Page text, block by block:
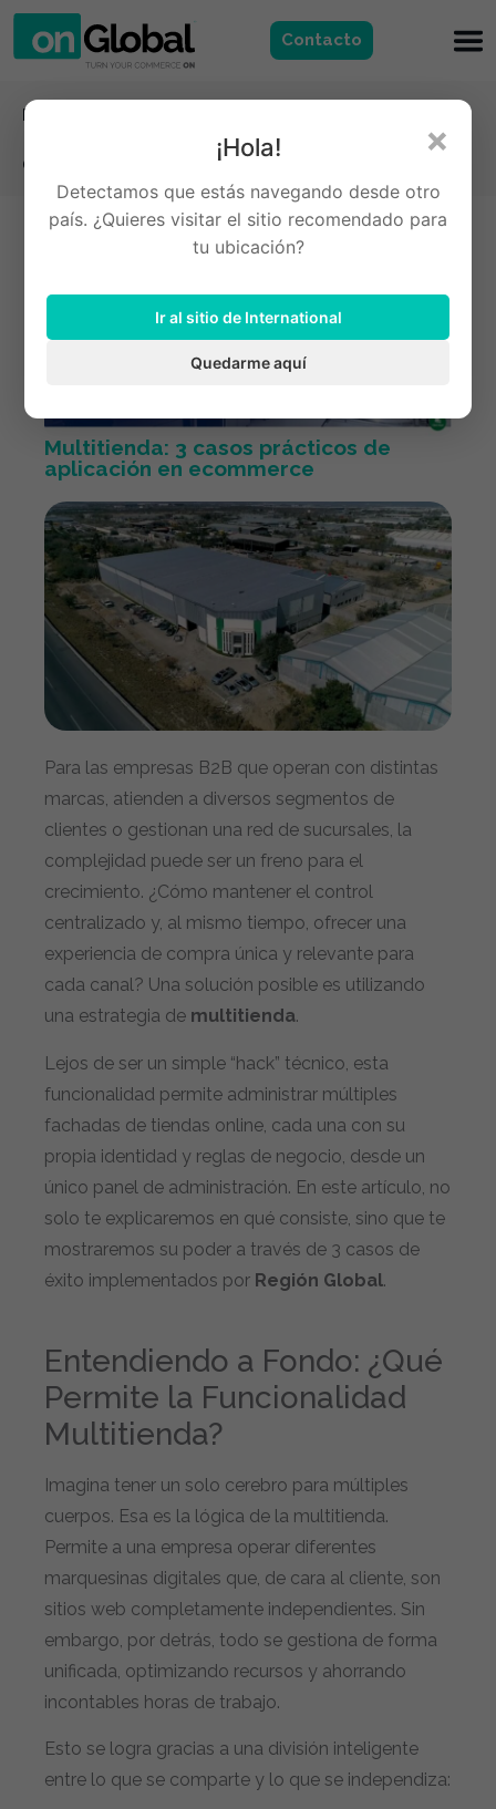
Contacto
Novedades
Multitienda: 3 casos prácticos de aplicación
en ecommerce​
Multitienda: 3 casos prácticos de
aplicación en ecommerce
Para las empresas B2B que operan con distintas
marcas, atienden a diversos segmentos de
clientes o gestionan una red de sucursales, la
complejidad puede ser un freno para el
crecimiento. ¿Cómo mantener el control
centralizado y, al mismo tiempo, ofrecer una
experiencia de compra única y relevante para
cada canal? Una solución posible es utilizando
una estrategia de multitienda.
Lejos de ser un simple “hack” técnico, esta
funcionalidad permite administrar múltiples
fachadas de tiendas online, cada una con su
propia identidad y reglas de negocio, desde un
único panel de administración. En este artículo, no
solo te explicaremos en qué consiste, sino que te
mostraremos su poder a través de 3 casos de
éxito implementados por Región Global.
Entendiendo a Fondo: ¿Qué
Permite la Funcionalidad
Multitienda?
Imagina tener un solo cerebro para múltiples
cuerpos. Esa es la lógica de la multitienda.
Permite a una empresa operar diferentes
marquesinas digitales que, de cara al cliente, son
sitios web completamente independientes. Sin
embargo, por detrás, todo se gestiona de forma
unificada, optimizando recursos y ahorrando
incontables horas de trabajo.
Esto se logra gracias a una división inteligente
entre lo que se comparte y lo que se independiza:
×
¡Hola!
Detectamos que estás navegando desde otro
país. ¿Quieres visitar el sitio recomendado para
tu ubicación?
Ir al sitio de International
Quedarme aquí